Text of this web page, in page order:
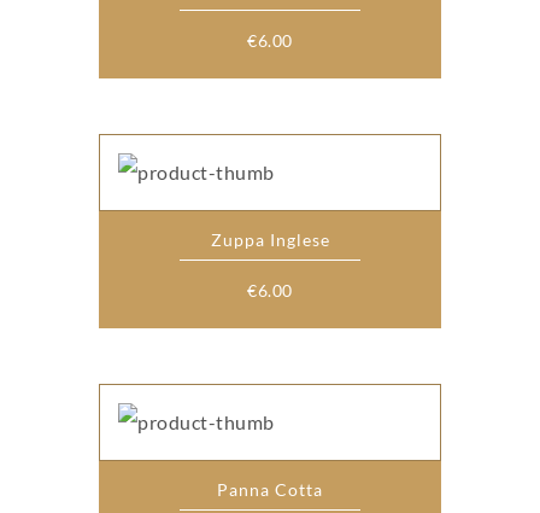
€6.00
Zuppa Inglese
€6.00
Panna Cotta